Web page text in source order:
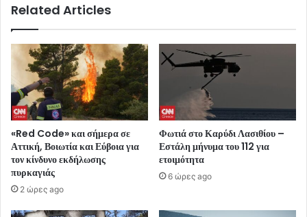
Related Articles
«Red Code» και σήμερα σε
Αττική, Βοιωτία και Εύβοια για
τον κίνδυνο εκδήλωσης
πυρκαγιάς
2 ώρες ago
Φωτιά στο Καρύδι Λασιθίου –
Εστάλη μήνυμα του 112 για
ετοιμότητα
6 ώρες ago